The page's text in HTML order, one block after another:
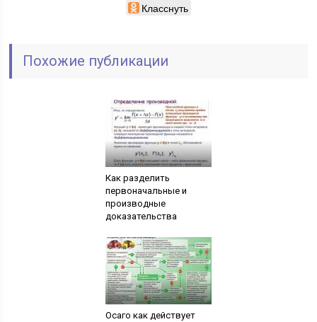
Класснуть
Похожие публикации
Как разделить
первоначальные и
производные
доказательства
Осаго как действует